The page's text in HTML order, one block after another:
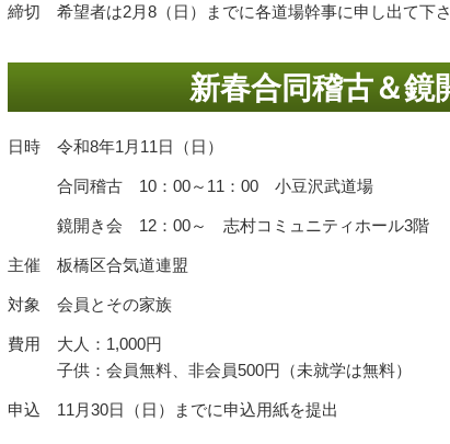
締切 希望者は2月8（日）までに各道場幹事に申し出て下
新春合同稽古＆鏡
日時 令和8年1月11日（日）
合同稽古 10：00～11：00 小豆沢武道場
鏡開き会 12：00～ 志村コミュニティホール3階
主催 板橋区合気道連盟
対象 会員とその家族
費用 大人：1,000円
子供：会員無料、非会員500円（未就学は無料）
申込 11月30日（日）までに申込用紙を提出